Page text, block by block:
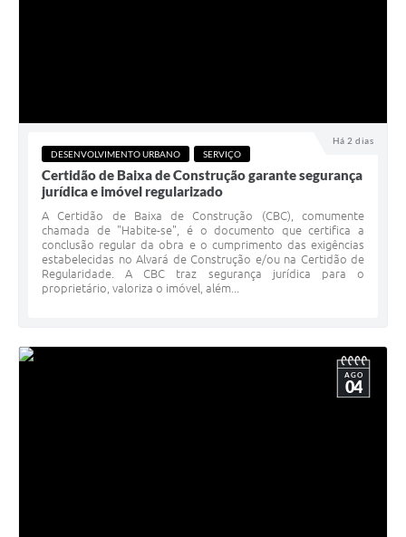
Há 2 dias
DESENVOLVIMENTO URBANO
SERVIÇO
Certidão de Baixa de Construção garante segurança
jurídica e imóvel regularizado
A Certidão de Baixa de Construção (CBC), comumente
chamada de "Habite-se", é o documento que certifica a
conclusão regular da obra e o cumprimento das exigências
estabelecidas no Alvará de Construção e/ou na Certidão de
Regularidade. A CBC traz segurança jurídica para o
proprietário, valoriza o imóvel, além...
AGO
04